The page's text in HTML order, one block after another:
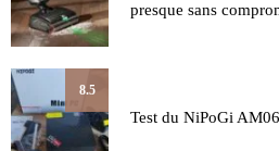
presque sans
8.5
Test du NiPoGi